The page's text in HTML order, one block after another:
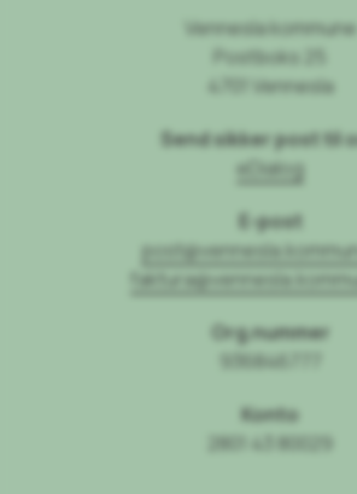
Vennesla kommune
Postboks 25
4701 Vennesla
Send sikker post til
eDialog
E-post
Org.nummer
936846777
Konto
2801 43 80029